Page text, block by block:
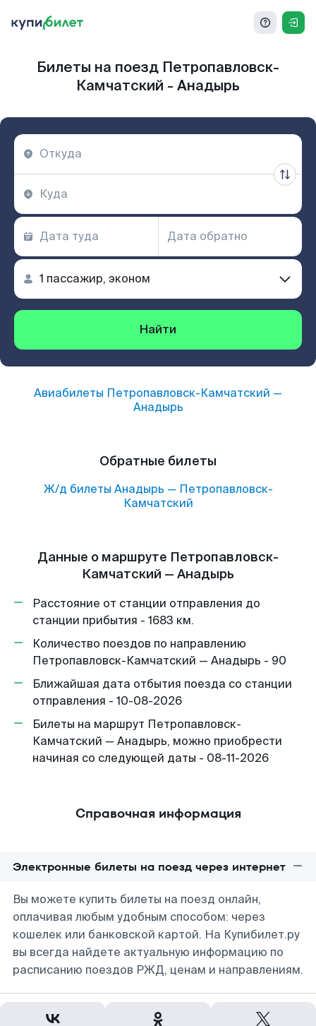
Билеты на поезд Петропавловск-
Камчатский - Анадырь
Найти
Авиабилеты Петропавловск-Камчатский —
Анадырь
Обратные билеты
Ж/д билеты Анадырь — Петропавловск-
Камчатский
Данные о маршруте Петропавловск-
Камчатский — Анадырь
Расстояние от станции отправления до
станции прибытия - 1683 км.
Количество поездов по направлению
Петропавловск-Камчатский — Анадырь - 90
Ближайшая дата отбытия поезда со станции
отправления - 10-08-2026
Билеты на маршрут Петропавловск-
Камчатский — Анадырь, можно приобрести
начиная со следующей даты - 08-11-2026
Справочная информация
Электронные билеты на поезд через интернет
Вы можете купить билеты на поезд онлайн,
оплачивая любым удобным способом: через
кошелек или банковской картой. На Купибилет.ру
вы всегда найдете актуальную информацию по
расписанию поездов РЖД, ценам и направлениям.